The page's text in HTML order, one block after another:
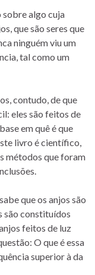
sobre algo cuja
que são seres que
ninguém viu um
tal como um
contudo, de que
eles são feitos de
em quê é que
livro é científico,
métodos que foram
que os anjos são
são constituídos
feitos de luz
O que é essa
superior à da